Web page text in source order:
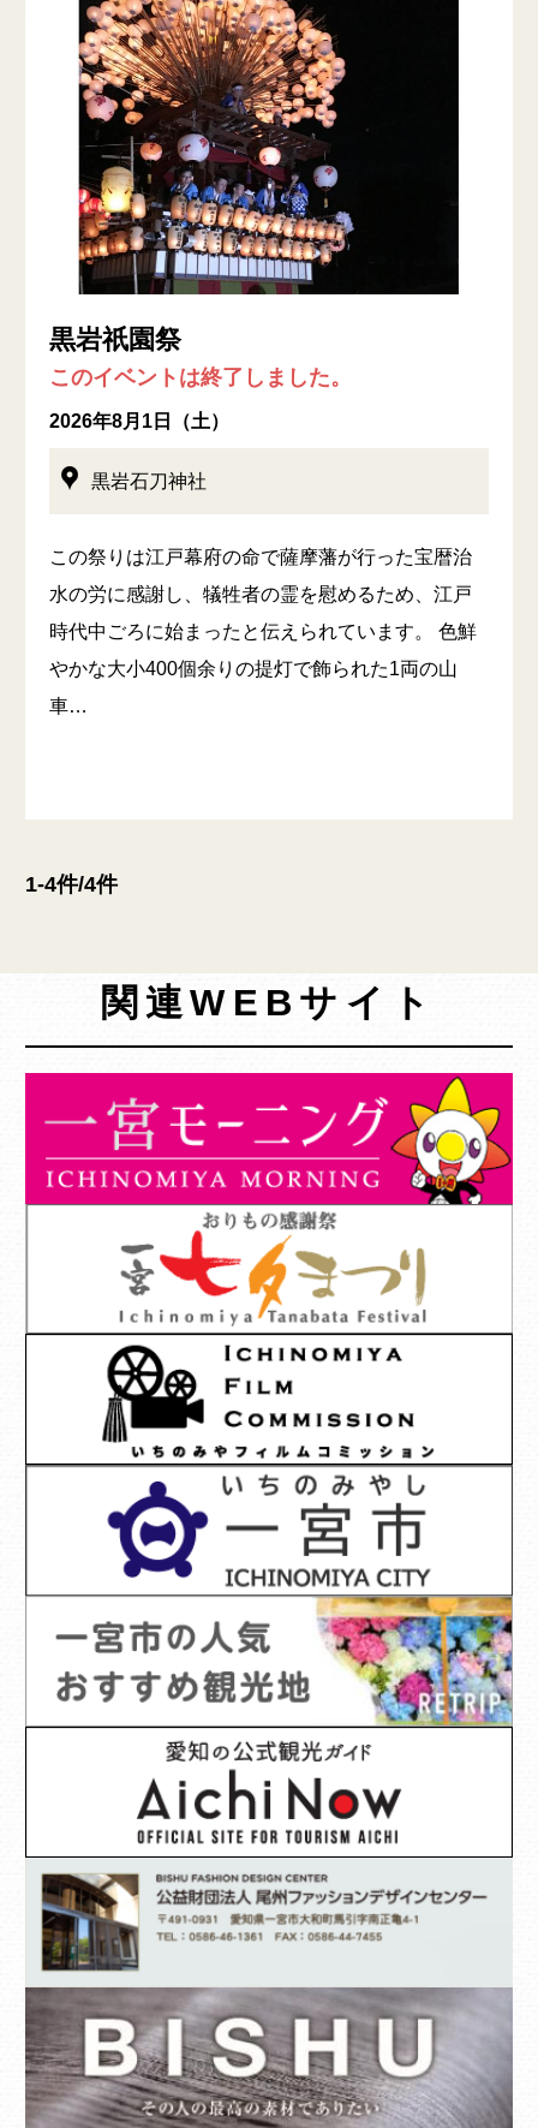
黒岩祇園祭
このイベントは終了しました。
2026年8月1日（土）
黒岩石刀神社
この祭りは江戸幕府の命で薩摩藩が行った宝暦治
水の労に感謝し、犠牲者の霊を慰めるため、江戸
時代中ごろに始まったと伝えられています。 色鮮
やかな大小400個余りの提灯で飾られた1両の山
車…
1-4件/4件
関連WEBサイト